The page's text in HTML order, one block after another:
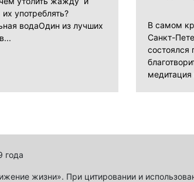
употреблять?
водаОдин из лучших
В самом
Санкт-
состоялся
медитация
года
жизни». При цитировании и